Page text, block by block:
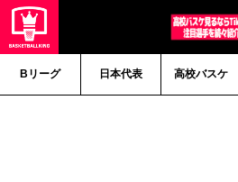
Bリーグ 日本代表 高校バスケ